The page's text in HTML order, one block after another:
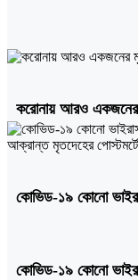
করোনায় আরও
কোভিড-১৯ কোনো
কোভিড-১৯ কোনো